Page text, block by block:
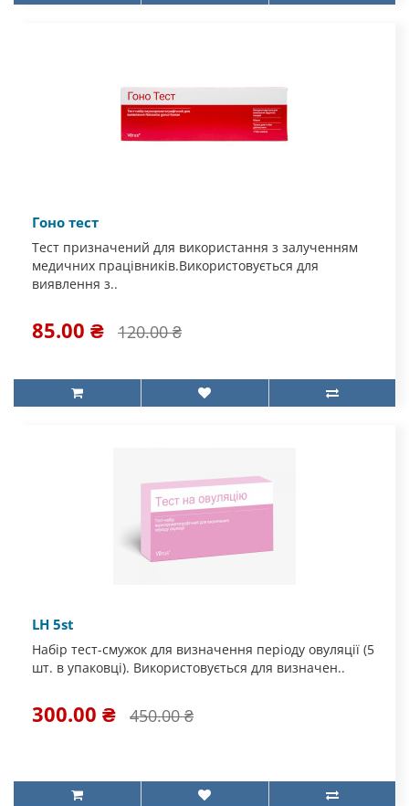
Гоно тест
Тест призначений для використання з залученням
медичних працівників.Використовується для
виявлення з..
85.00 ₴ 120.00 ₴
LH 5st
Набір тест-смужок для визначення періоду овуляції (5
шт. в упаковці). Використовується для визначен..
300.00 ₴ 450.00 ₴